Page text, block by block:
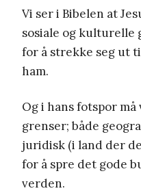
Vi ser i Bibelen at
sosiale og kulturelle
for å strekke seg ut
ham.
Og i hans fotspor
grenser; både
juridisk (i land der
for å spre det gode
verden.